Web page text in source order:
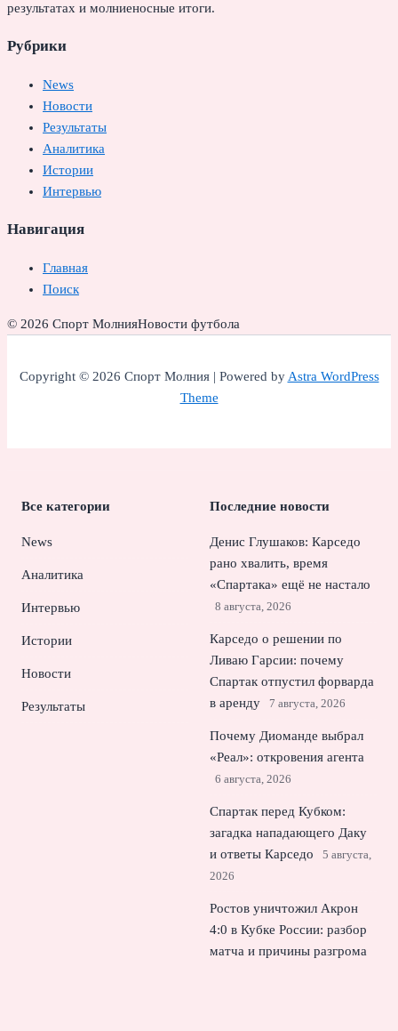
результатах и молниеносные итоги.
Рубрики
News
Новости
Результаты
Аналитика
Истории
Интервью
Навигация
Главная
Поиск
© 2026 Спорт МолнияНовости футбола
Copyright © 2026 Спорт Молния | Powered byAstra WordPress
Theme
Все категории
News
Аналитика
Интервью
Истории
Новости
Результаты
Последние новости
Денис Глушаков: Карседо
рано хвалить, время
«Спартака» ещё не настало
8 августа, 2026
Карседо о решении по
Ливаю Гарсии: почему
Спартак отпустил форварда
в аренду
7 августа, 2026
Почему Диоманде выбрал
«Реал»: откровения агента
6 августа, 2026
Спартак перед Кубком:
загадка нападающего Даку
и ответы Карседо
5 августа,
2026
Ростов уничтожил Акрон
4:0 в Кубке России: разбор
матча и причины разгрома